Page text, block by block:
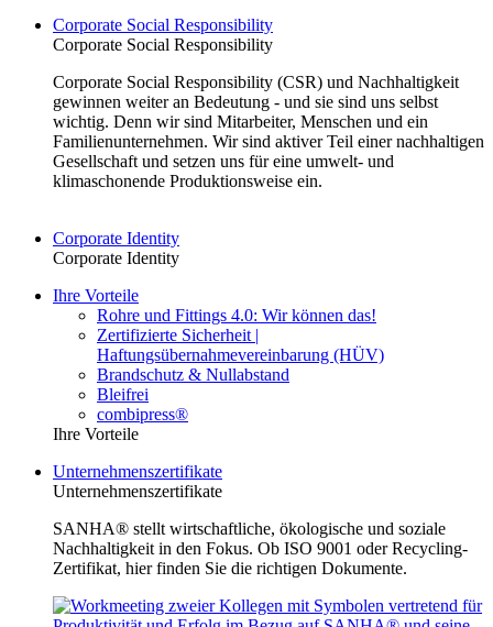
Corporate Social Responsibility
Corporate Social Responsibility
Corporate Social Responsibility (CSR) und Nachhaltigkeit
gewinnen weiter an Bedeutung - und sie sind uns selbst
wichtig. Denn wir sind Mitarbeiter, Menschen und ein
Familienunternehmen. Wir sind aktiver Teil einer nachhaltigen
Gesellschaft und setzen uns für eine umwelt- und
klimaschonende Produktionsweise ein.
Corporate Identity
Corporate Identity
Ihre Vorteile
Rohre und Fittings 4.0: Wir können das!
Zertifizierte Sicherheit |
Haftungsübernahmevereinbarung (HÜV)
Brandschutz & Nullabstand
Bleifrei
combipress®
Ihre Vorteile
Unternehmenszertifikate
Unternehmenszertifikate
SANHA® stellt wirtschaftliche, ökologische und soziale
Nachhaltigkeit in den Fokus. Ob ISO 9001 oder Recycling-
Zertifikat, hier finden Sie die richtigen Dokumente.